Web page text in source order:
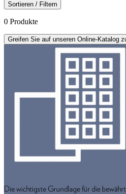
Sortieren / Filtern
0 Produkte
Greifen Sie auf unseren Online-Katalog
Die wichtigste Grundlage für die